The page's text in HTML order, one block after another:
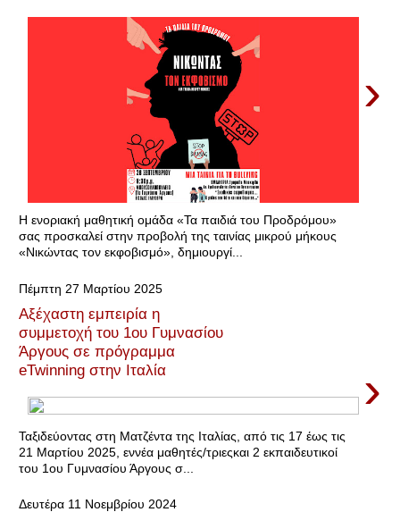
›
Η ενοριακή μαθητική ομάδα «Τα παιδιά του Προδρόμου»
σας προσκαλεί στην προβολή της ταινίας μικρού μήκους
«Νικώντας τον εκφοβισμό», δημιουργί...
Πέμπτη 27 Μαρτίου 2025
Αξέχαστη εμπειρία η
συμμετοχή του 1ου Γυμνασίου
Άργους σε πρόγραμμα
eTwinning στην Ιταλία
›
Ταξιδεύοντας στη Ματζέντα της Ιταλίας, από τις 17 έως τις
21 Μαρτίου 2025, εννέα μαθητές/τριεςκαι 2 εκπαιδευτικοί
του 1ου Γυμνασίου Άργους σ...
Δευτέρα 11 Νοεμβρίου 2024